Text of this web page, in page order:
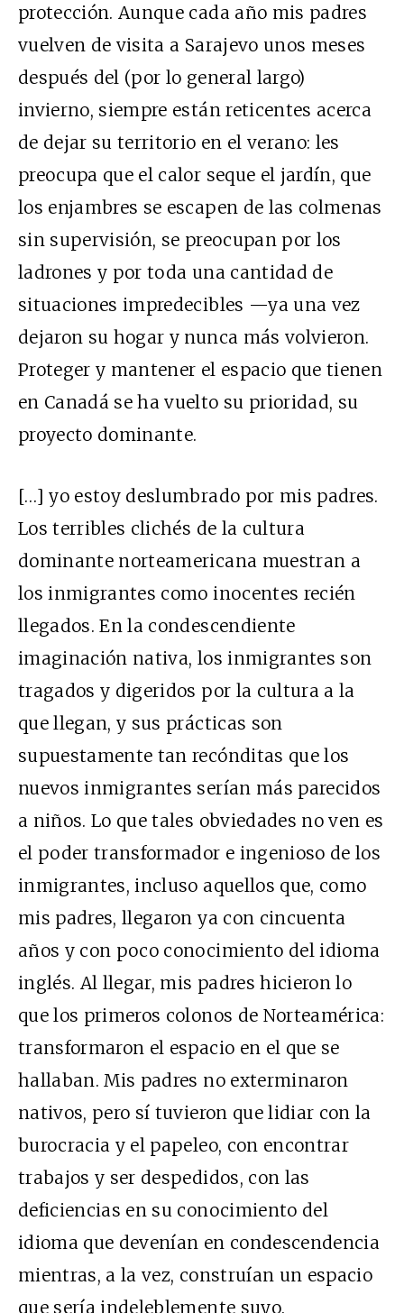
protección. Aunque cada año mis padres
vuelven de visita a Sarajevo unos meses
después del (por lo general largo)
invierno, siempre están reticentes acerca
de dejar su territorio en el verano: les
preocupa que el calor seque el jardín, que
los enjambres se escapen de las colmenas
sin supervisión, se preocupan por los
ladrones y por toda una cantidad de
situaciones impredecibles —ya una vez
dejaron su hogar y nunca más volvieron.
Proteger y mantener el espacio que tienen
en Canadá se ha vuelto su prioridad, su
proyecto dominante.
[…] yo estoy deslumbrado por mis padres.
Los terribles clichés de la cultura
dominante norteamericana muestran a
los inmigrantes como inocentes recién
llegados. En la condescendiente
imaginación nativa, los inmigrantes son
tragados y digeridos por la cultura a la
que llegan, y sus prácticas son
supuestamente tan recónditas que los
nuevos inmigrantes serían más parecidos
a niños. Lo que tales obviedades no ven es
el poder transformador e ingenioso de los
inmigrantes, incluso aquellos que, como
mis padres, llegaron ya con cincuenta
años y con poco conocimiento del idioma
inglés. Al llegar, mis padres hicieron lo
que los primeros colonos de Norteamérica:
transformaron el espacio en el que se
hallaban. Mis padres no exterminaron
nativos, pero sí tuvieron que lidiar con la
burocracia y el papeleo, con encontrar
trabajos y ser despedidos, con las
deficiencias en su conocimiento del
idioma que devenían en condescendencia
mientras, a la vez, construían un espacio
que sería indeleblemente suyo.